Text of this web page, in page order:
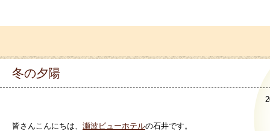
冬の夕陽
皆さんこんにちは、 瀬波ビューホテルの石井です。